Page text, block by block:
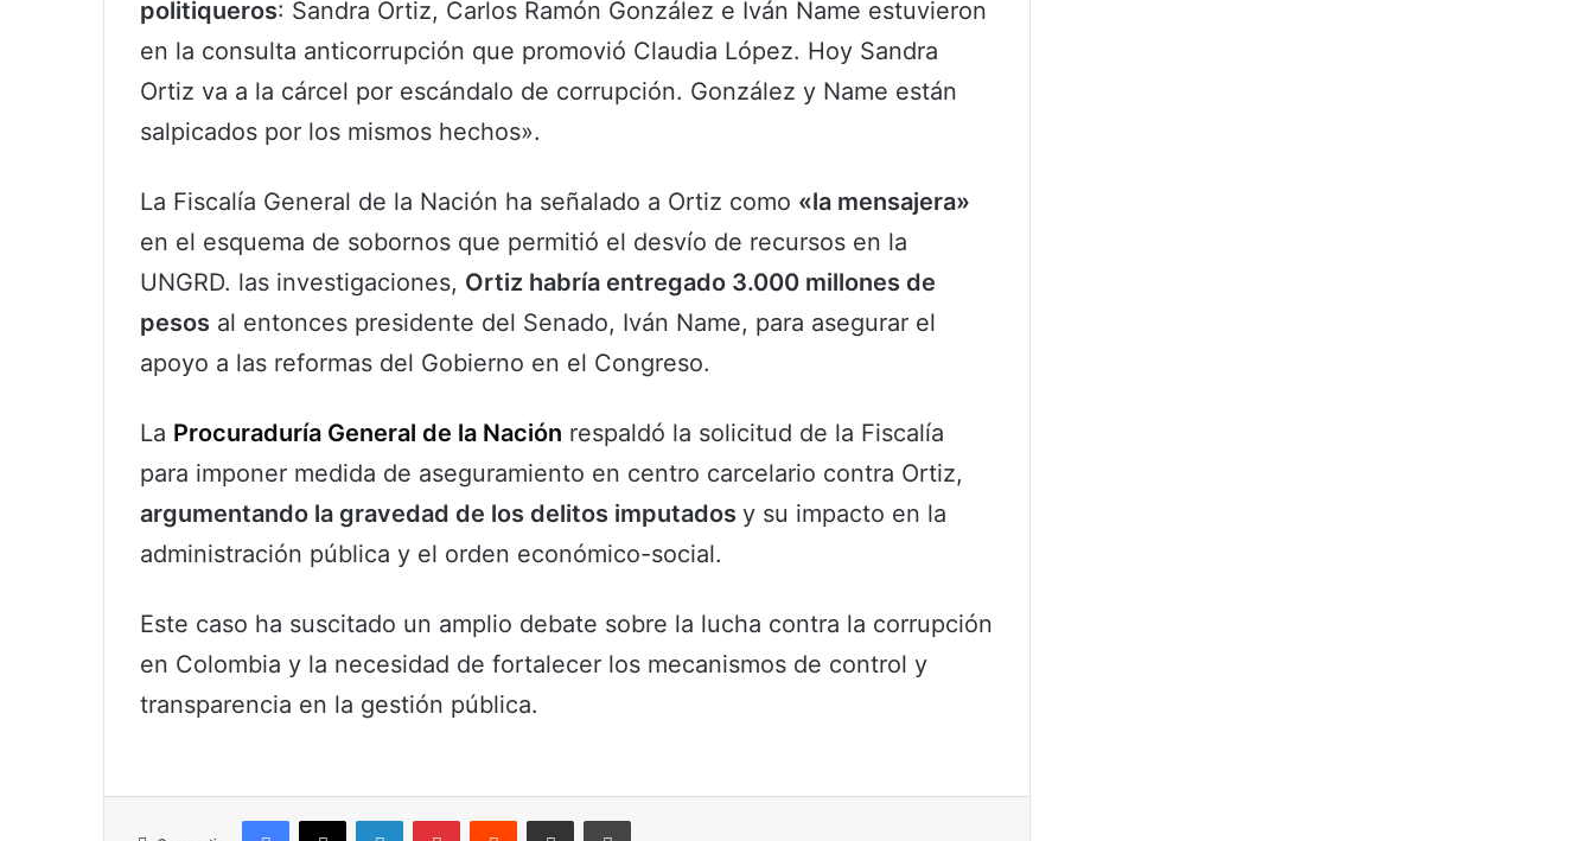
politiqueros: Sandra Ortiz, Carlos Ramón González e Iván Name estuvieron
en la consulta anticorrupción que promovió Claudia López. Hoy Sandra
Ortiz va a la cárcel por escándalo de corrupción. González y Name están
salpicados por los mismos hechos».
La Fiscalía General de la Nación ha señalado a Ortiz como «la mensajera»
en el esquema de sobornos que permitió el desvío de recursos en la
UNGRD. las investigaciones, Ortiz habría entregado 3.000 millones de
pesos al entonces presidente del Senado, Iván Name, para asegurar el
apoyo a las reformas del Gobierno en el Congreso.
La Procuraduría General de la Nación respaldó la solicitud de la Fiscalía
para imponer medida de aseguramiento en centro carcelario contra Ortiz,
argumentando la gravedad de los delitos imputados y su impacto en la
administración pública y el orden económico-social.
Este caso ha suscitado un amplio debate sobre la lucha contra la corrupción
en Colombia y la necesidad de fortalecer los mecanismos de control y
transparencia en la gestión pública.
Facebook
X LinkedInPinterestReddit Compartir por correo electrónicoImprimir